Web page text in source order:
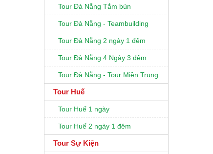
Tour Đà Nẵng Tắm bùn
Tour Đà Nẵng - Teambuilding
Tour Đà Nẵng 2 ngày 1 đêm
Tour Đà Nẵng 4 Ngày 3 đêm
Tour Đà Nẵng - Tour Miền Trung
Tour Huế
Tour Huế 1 ngày
Tour Huế 2 ngày 1 đêm
Tour Sự Kiện